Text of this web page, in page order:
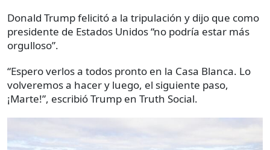
Donald Trump felicitó a la tripulación y dijo que como
presidente de Estados Unidos “no podría estar más
orgulloso”.
“Espero verlos a todos pronto en la Casa Blanca. Lo
volveremos a hacer y luego, el siguiente paso,
¡Marte!”, escribió Trump en Truth Social.